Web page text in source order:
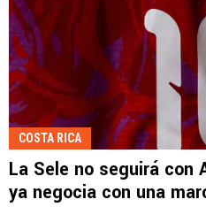
COSTA RICA
La Sele no seguirá con
ya negocia con una